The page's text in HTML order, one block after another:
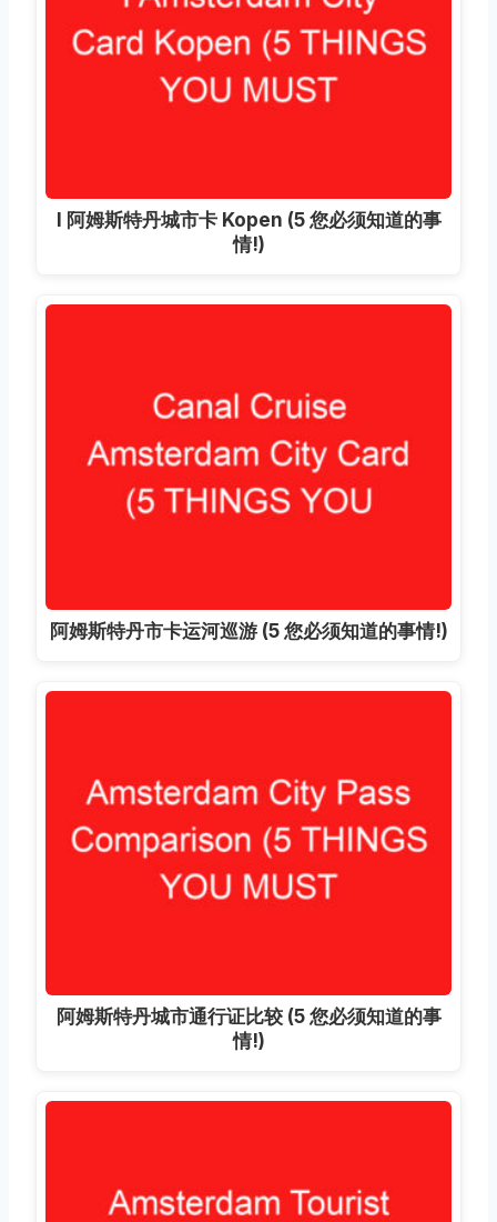
I 阿姆斯特丹城市卡 Kopen (5 您必须知道的事
情!)
阿姆斯特丹市卡运河巡游 (5 您必须知道的事情!)
阿姆斯特丹城市通行证比较 (5 您必须知道的事
情!)